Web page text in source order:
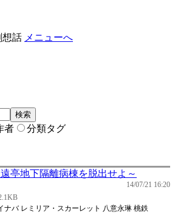
想話 メニューへ
者
分類タグ
亭地下隔離病棟を脱出せよ～
14/07/21 16:20
ナバ レミリア・スカーレット 八意永琳 桃鉄